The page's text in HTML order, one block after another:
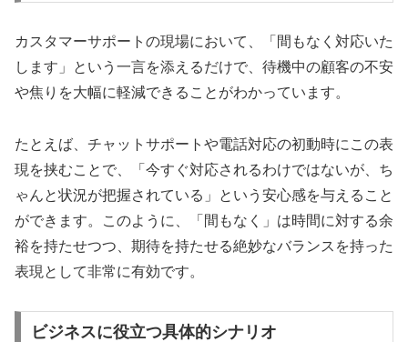
カスタマーサポートの現場において、「間もなく対応いた
します」という一言を添えるだけで、待機中の顧客の不安
や焦りを大幅に軽減できることがわかっています。
たとえば、チャットサポートや電話対応の初動時にこの表
現を挟むことで、「今すぐ対応されるわけではないが、ち
ゃんと状況が把握されている」という安心感を与えること
ができます。このように、「間もなく」は時間に対する余
裕を持たせつつ、期待を持たせる絶妙なバランスを持った
表現として非常に有効です。
ビジネスに役立つ具体的シナリオ